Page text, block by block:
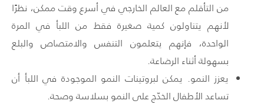
من التأقلم مع العالم الخارجي في أسرع وقت ممكن، نظرًا
لأنهم يتناولون كمية صغيرة فقط من اللبأ في المرة
الواحدة، فإنهم يتعلمون التنفس والامتصاص والبلع
بسهولة أثناء الرضاعة.
يعزز النمو. يمكن لبروتينات النمو الموجودة في اللبأ أن
تساعد الأطفال الخدّج على النمو بسلاسة وصحة.